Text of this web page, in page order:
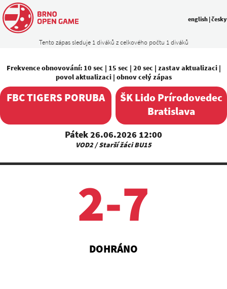
Tento zápas sleduje 1 diváků z celkového počtu 1 diváků
english |česky
Frekvence obnovování: 10 sec | 15 sec | 20 sec | zastav aktualizaci|
povol aktualizaci| obnov celý zápas
FBC TIGERS PORUBA
Pátek 26.06.2026 12:00
VOD2 / Starší žáci BU15
ŠK Lido Prírodovedec
Bratislava
2-7
DOHRÁNO